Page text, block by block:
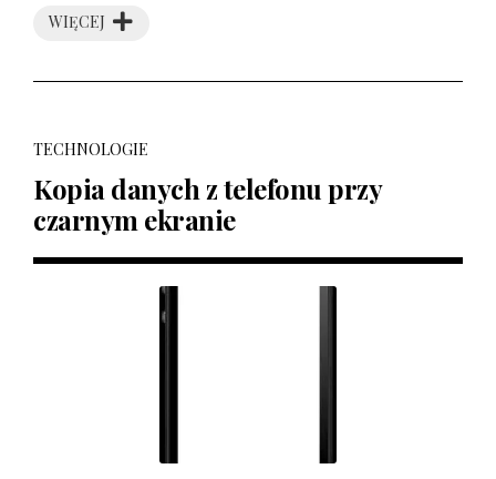
WIĘCEJ
TECHNOLOGIE
Kopia danych z telefonu przy
czarnym ekranie